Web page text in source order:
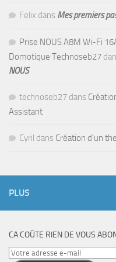
Felix dans Mes premiers
Prise NOUS A8M Wi-Fi
Domotique Technoseb27
NOUS
technoseb27 dans
Assistant
Cyril dans Création d’un
PLUS
CA COÛTE RIEN DE VOUS
Votre